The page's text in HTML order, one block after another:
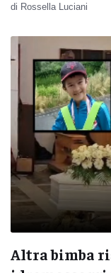
di Rossella Luciani
Altra bimba